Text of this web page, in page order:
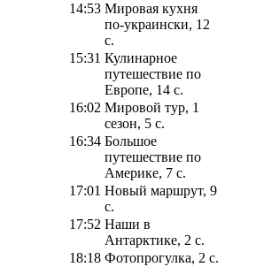
14:53 Мировая кухня
по-украински, 12
с.
15:31 Кулинарное
путешествие по
Европе, 14 с.
16:02 Мировой тур, 1
сезон, 5 с.
16:34 Большое
путешествие по
Америке, 7 с.
17:01 Новый маршрут, 9
с.
17:52 Наши в
Антарктике, 2 с.
18:18 Фотопрогулка, 2 с.